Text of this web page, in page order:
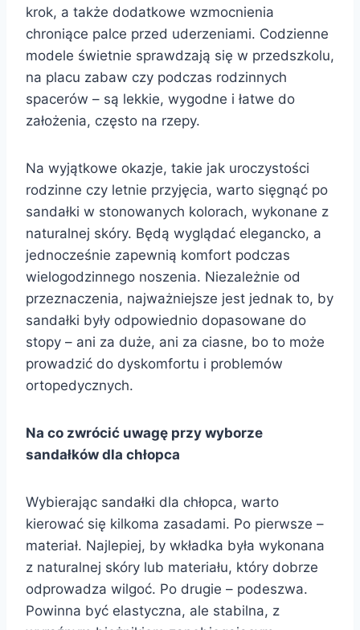
krok, a także dodatkowe wzmocnienia
chroniące palce przed uderzeniami. Codzienne
modele świetnie sprawdzają się w przedszkolu,
na placu zabaw czy podczas rodzinnych
spacerów – są lekkie, wygodne i łatwe do
założenia, często na rzepy.
Na wyjątkowe okazje, takie jak uroczystości
rodzinne czy letnie przyjęcia, warto sięgnąć po
sandałki w stonowanych kolorach, wykonane z
naturalnej skóry. Będą wyglądać elegancko, a
jednocześnie zapewnią komfort podczas
wielogodzinnego noszenia. Niezależnie od
przeznaczenia, najważniejsze jest jednak to, by
sandałki były odpowiednio dopasowane do
stopy – ani za duże, ani za ciasne, bo to może
prowadzić do dyskomfortu i problemów
ortopedycznych.
Na co zwrócić uwagę przy wyborze
sandałków dla chłopca
Wybierając sandałki dla chłopca, warto
kierować się kilkoma zasadami. Po pierwsze –
materiał. Najlepiej, by wkładka była wykonana
z naturalnej skóry lub materiału, który dobrze
odprowadza wilgoć. Po drugie – podeszwa.
Powinna być elastyczna, ale stabilna, z